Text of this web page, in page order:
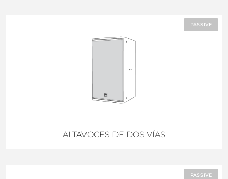
PASSIVE
ALTAVOCES DE DOS VÍAS
PASSIVE